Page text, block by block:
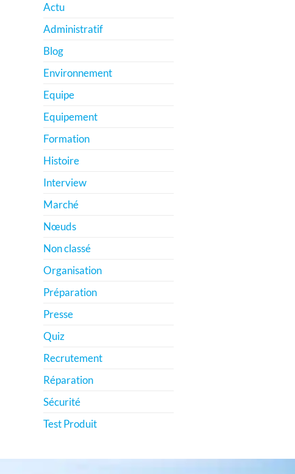
Actu
Administratif
Blog
Environnement
Equipe
Equipement
Formation
Histoire
Interview
Marché
Nœuds
Non classé
Organisation
Préparation
Presse
Quiz
Recrutement
Réparation
Sécurité
Test Produit